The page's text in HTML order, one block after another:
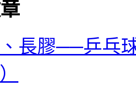
長膠──乒乓